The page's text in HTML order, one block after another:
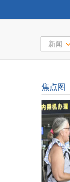
新闻
焦点图